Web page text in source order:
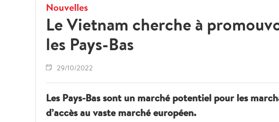
Nouvelles
Le Vietnam cherche à
les Pays-Bas
29/10/2022
Les Pays-Bas sont un marché potentiel pour les
d’accès au vaste marché européen.